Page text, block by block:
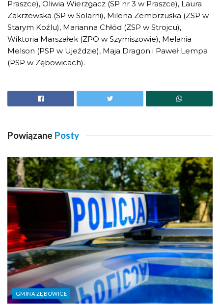
Praszce), Oliwia Wierzgacz (SP nr 3 w Praszce), Laura
Zakrzewska (SP w Solarni), Milena Zembrzuska (ZSP w
Starym Koźlu), Marianna Chłód (ZSP w Strojcu),
Wiktoria Marszałek (ZPO w Szymiszowie), Melania
Melson (PSP w Ujeździe), Maja Dragon i Paweł Lempa
(PSP w Zębowicach).
Powiązane Posty
GMINA ZĘBOWICE